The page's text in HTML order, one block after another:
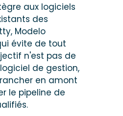
aux logiciels
des
Modelo
évite de tout
n'est pas de
de gestion,
en amont
le pipeline de